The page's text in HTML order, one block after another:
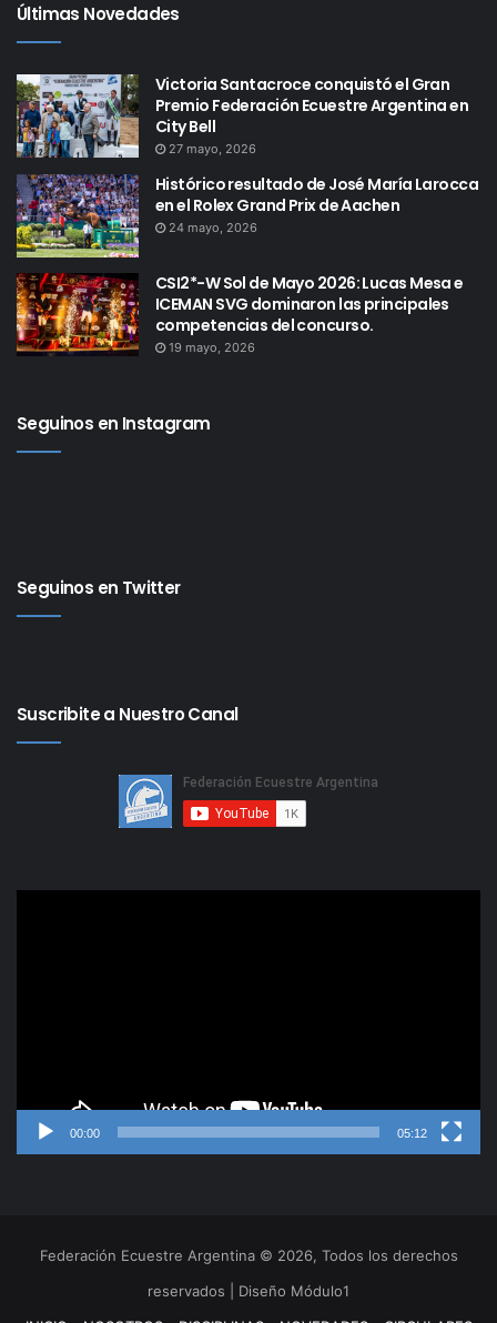
Últimas Novedades
Victoria Santacroce conquistó el Gran
Premio Federación Ecuestre Argentina en
City Bell
27 mayo, 2026
Histórico resultado de José María Larocca
en el Rolex Grand Prix de Aachen
24 mayo, 2026
CSI2*-W Sol de Mayo 2026: Lucas Mesa e
ICEMAN SVG dominaron las principales
competencias del concurso.
19 mayo, 2026
Seguinos en Instagram
Seguinos en Twitter
Suscribite a Nuestro Canal
00:00 05:12
Federación Ecuestre Argentina © 2026, Todos los derechos
reservados | Diseño Módulo1